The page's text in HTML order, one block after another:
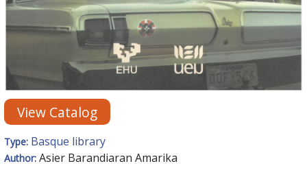
View Catalog
Type: Basque library
Author: Asier Barandiaran Amarika